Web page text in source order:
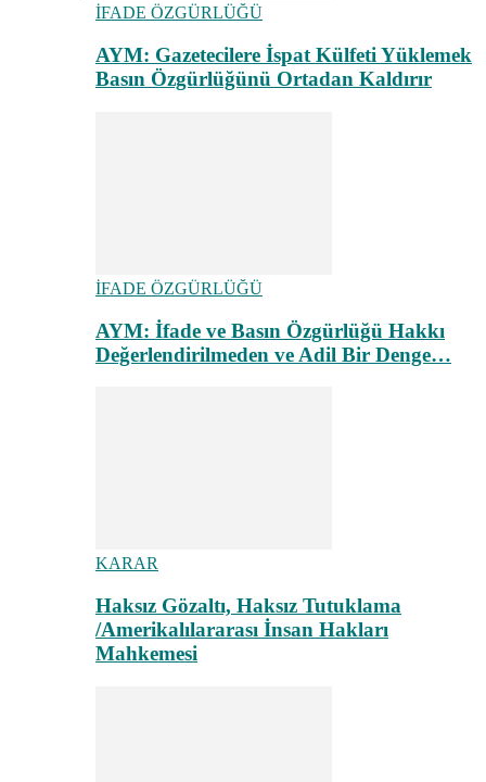
İFADE ÖZGÜRLÜĞÜ
AYM: Gazetecilere İspat Külfeti Yüklemek
Basın Özgürlüğünü Ortadan Kaldırır
İFADE ÖZGÜRLÜĞÜ
AYM: İfade ve Basın Özgürlüğü Hakkı
Değerlendirilmeden ve Adil Bir Denge…
KARAR
Haksız Gözaltı, Haksız Tutuklama
/Amerikalılararası İnsan Hakları
Mahkemesi